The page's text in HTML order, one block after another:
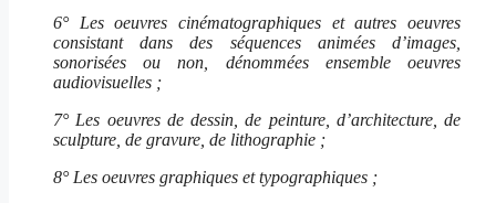
6° Les oeuvres cinématographiques et autres oeuvres
consistant dans des séquences animées d’images,
sonorisées ou non, dénommées ensemble oeuvres
audiovisuelles ;
7° Les oeuvres de dessin, de peinture, d’architecture, de
sculpture, de gravure, de lithographie ;
8° Les oeuvres graphiques et typographiques ;